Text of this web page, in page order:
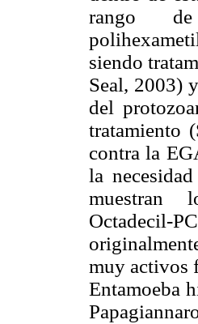
rango
siendo
Seal, 2003)
del
tratamiento
contra la
la
muestran
Octadecil-
muy activos
Entamoeba